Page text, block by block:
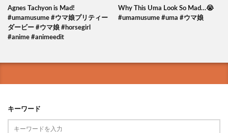
Agnes Tachyon is Mad!
#umamusume #ウマ娘プリティー
ダービー #ウマ娘 #horsegirl
#anime #animeedit
Why This Uma Look So Mad…😭
#umamusume #uma #ウマ娘
キーワード